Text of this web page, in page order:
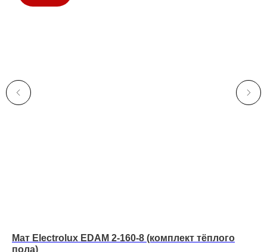
Мат Electrolux EDAM 2-160-8 (комплект тёплого
пола)